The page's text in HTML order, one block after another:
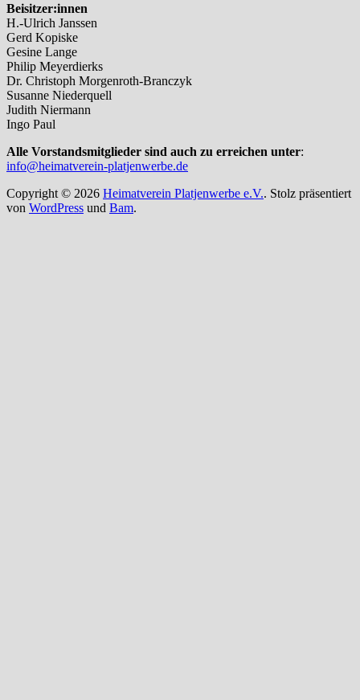
Beisitzer:innen
H.-Ulrich Janssen
Gerd Kopiske
Gesine Lange
Philip Meyerdierks
Dr. Christoph Morgenroth-Branczyk
Susanne Niederquell
Judith Niermann
Ingo Paul
Alle Vorstandsmitglieder sind auch zu erreichen unter:
info@heimatverein-platjenwerbe.de
Copyright © 2026 Heimatverein Platjenwerbe e.V.. Stolz präsentiert
von WordPress und Bam.